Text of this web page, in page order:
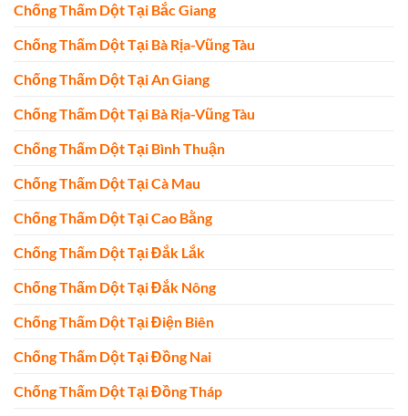
Chống Thấm Dột Tại Bắc Giang
Chống Thấm Dột Tại Bà Rịa-Vũng Tàu
Chống Thấm Dột Tại An Giang
Chống Thấm Dột Tại Bà Rịa-Vũng Tàu
Chống Thấm Dột Tại Bình Thuận
Chống Thấm Dột Tại Cà Mau
Chống Thấm Dột Tại Cao Bằng
Chống Thấm Dột Tại Đắk Lắk
Chống Thấm Dột Tại Đắk Nông
Chống Thấm Dột Tại Điện Biên
Chống Thấm Dột Tại Đồng Nai
Chống Thấm Dột Tại Đồng Tháp